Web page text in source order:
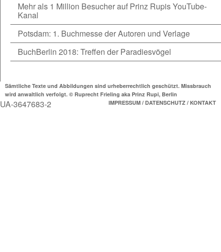
Mehr als 1 Million Besucher auf Prinz Rupis YouTube-
Kanal
Potsdam: 1. Buchmesse der Autoren und Verlage
BuchBerlin 2018: Treffen der Paradiesvögel
Sämtliche Texte und Abbildungen sind urheberrechtlich geschützt. Missbrauch
wird anwaltlich verfolgt. © Ruprecht Frieling aka Prinz Rupi, Berlin
IMPRESSUM / DATENSCHUTZ / KONTAKT
UA-3647683-2